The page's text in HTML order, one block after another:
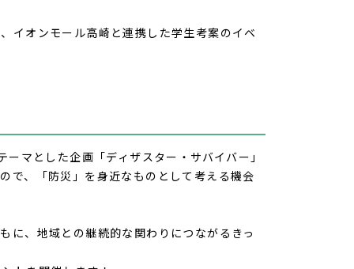
イオンモール高崎と連携した学生考案のイベ
ーマとした企画「ディザスター・サバイバー」
で、
「防災」を身近なものとして考える機会
に、地域との継続的な関わりにつながるきっ